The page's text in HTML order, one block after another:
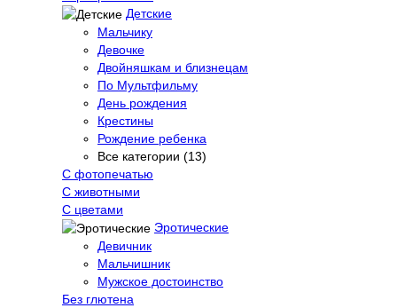
Детские
Мальчику
Девочке
Двойняшкам и близнецам
По Мультфильму
День рождения
Крестины
Рождение ребенка
Все категории (13)
С фотопечатью
C животными
С цветами
Эротические
Девичник
Мальчишник
Мужское достоинство
Без глютена